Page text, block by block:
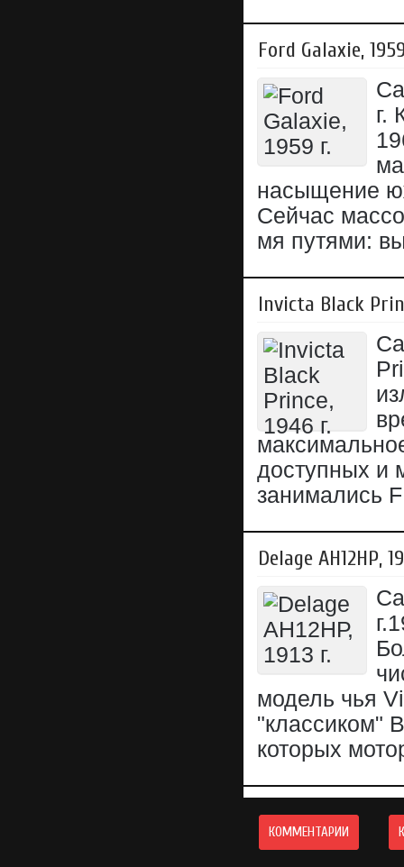
Ford Galaxie,
г.
насыщение
Сейчас
мя путями:
Invicta Black
доступных и
занимались
Delage АН12НР,
модель чья
"классиком"
которых
КОММЕНТАРИИ